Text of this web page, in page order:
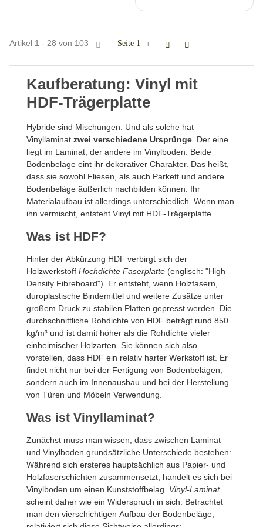
Artikel 1 - 28 von 103 Seite 1
Kaufberatung:Vinyl mit
HDF-Trägerplatte
Hybride sind Mischungen. Und als solche hat
Vinyllaminatzwei verschiedene Ursprünge. Der eine
liegt im Laminat, der andere im Vinylboden. Beide
Bodenbeläge eint ihr dekorativer Charakter. Das heißt,
dass sie sowohl Fliesen, als auch Parkett und andere
Bodenbeläge äußerlich nachbilden können. Ihr
Materialaufbau ist allerdings unterschiedlich. Wenn man
ihn vermischt, entsteht Vinyl mit HDF-Trägerplatte.
Was ist HDF?
Hinter der Abkürzung HDF verbirgt sich der
HolzwerkstoffHochdichte Faserplatte (englisch: "High
Density Fibreboard"). Er entsteht, wenn Holzfasern,
duroplastische Bindemittel und weitere Zusätze unter
großem Druck zu stabilen Platten gepresst werden. Die
durchschnittliche Rohdichte von HDF beträgt rund 850
kg/m³ und ist damit höher als die Rohdichte vieler
einheimischer Holzarten. Sie können sich also
vorstellen, dass HDF ein relativ harter Werkstoff ist. Er
findet nicht nur bei der Fertigung von Bodenbelägen,
sondern auch im Innenausbau und bei der Herstellung
von Türen und Möbeln Verwendung.
Was ist Vinyllaminat?
Zunächst muss man wissen, dass zwischen Laminat
und Vinylboden grundsätzliche Unterschiede bestehen:
Während sich ersteres hauptsächlich aus Papier- und
Holzfaserschichten zusammensetzt, handelt es sich bei
Vinylboden um einen Kunststoffbelag. Vinyl-Laminat
scheint daher wie ein Widerspruch in sich. Betrachtet
man den vierschichtigen Aufbau der Bodenbeläge,